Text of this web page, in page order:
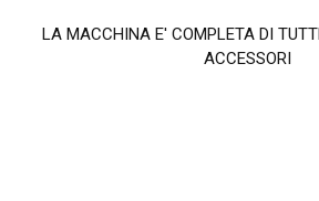
LA MACCHINA E' COMPLETA DI
ACCESSORI